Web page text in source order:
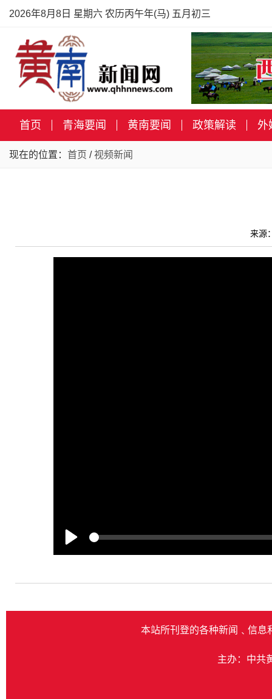
2026年8月8日 星期六 农历丙午年(马) 五月初三
首页 青海要闻 黄南要闻 政策解读 外
现在的位置： 首页 / 视频新闻
来源
本站所刊登的各种新闻﹑信息
主办：中共